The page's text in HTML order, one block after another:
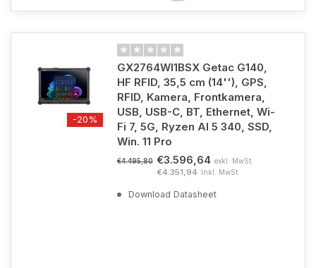
-20%
GX2764WI1BSX Getac G140,
HF RFID, 35,5 cm (14''), GPS,
RFID, Kamera, Frontkamera,
USB, USB-C, BT, Ethernet, Wi-
Fi 7, 5G, Ryzen AI 5 340, SSD,
Win. 11 Pro
€4.495,80 €3.596,64 exkl. MwSt.
€4.351,94 Inkl. MwSt.
Download Datasheet